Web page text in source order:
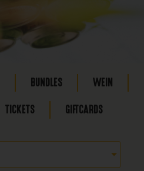
BUNDLES WEIN
TICKETS GIFTCARDS